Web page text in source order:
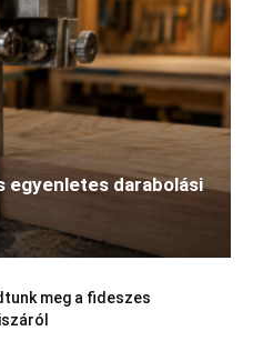
egyenletes darabolási
meg a fideszes